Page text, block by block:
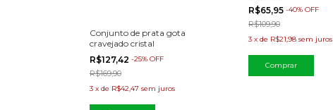
Conjunto de prata gota
cravejado cristal
R$127,42 -25% OFF
R$169,90
3 x de R$42,47 sem juros
R$65,95 -40% OFF
R$109,90
3 x de R$21,98 sem juros
Comprar